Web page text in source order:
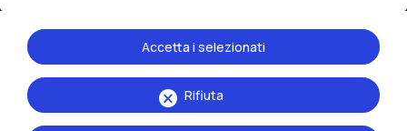
Rifiuta
Accetta i selezionati